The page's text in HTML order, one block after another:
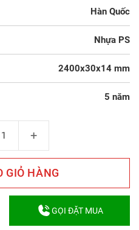
Hàn Quốc
Nhựa PS
2400x30x14 mm
5 năm
GIỎ HÀNG
GỌI ĐẶT MUA